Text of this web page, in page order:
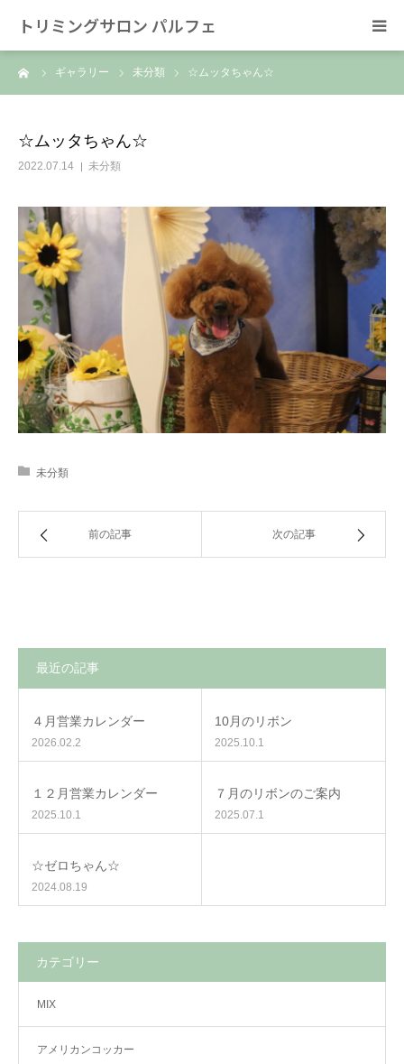
トリミングサロン パルフェ
ギャラリー 未分類 ☆ムッタちゃん☆
☆ムッタちゃん☆
2022.07.14 未分類
未分類
前の記事 次の記事
最近の記事
４月営業カレンダー
2026.02.2
10月のリボン
2025.10.1
１２月営業カレンダー
2025.10.1
７月のリボンのご案内
2025.07.1
☆ゼロちゃん☆
2024.08.19
カテゴリー
MIX
アメリカンコッカー
HOME
スタッフ
SNS/リンク